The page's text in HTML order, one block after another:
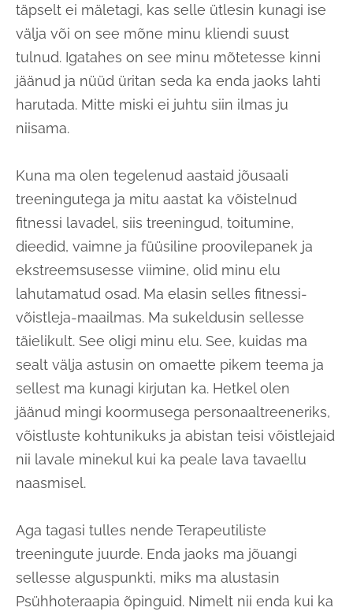
täpselt ei mäletagi, kas selle ütlesin kunagi ise
välja või on see mõne minu kliendi suust
tulnud. Igatahes on see minu mõtetesse kinni
jäänud ja nüüd üritan seda ka enda jaoks lahti
harutada. Mitte miski ei juhtu siin ilmas ju
niisama.
Kuna ma olen tegelenud aastaid jõusaali
treeningutega ja mitu aastat ka võistelnud
fitnessi lavadel, siis treeningud, toitumine,
dieedid, vaimne ja füüsiline proovilepanek ja
ekstreemsusesse viimine, olid minu elu
lahutamatud osad. Ma elasin selles fitnessi-
võistleja-maailmas. Ma sukeldusin sellesse
täielikult. See oligi minu elu. See, kuidas ma
sealt välja astusin on omaette pikem teema ja
sellest ma kunagi kirjutan ka. Hetkel olen
jäänud mingi koormusega personaaltreeneriks,
võistluste kohtunikuks ja abistan teisi võistlejaid
nii lavale minekul kui ka peale lava tavaellu
naasmisel.
Aga tagasi tulles nende Terapeutiliste
treeningute juurde. Enda jaoks ma jõuangi
sellesse alguspunkti, miks ma alustasin
Psühhoteraapia õpinguid. Nimelt nii enda kui ka